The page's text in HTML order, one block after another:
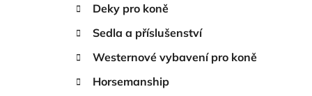
Deky pro koně
Sedla a příslušenství
Westernové vybavení pro koně
Horsemanship